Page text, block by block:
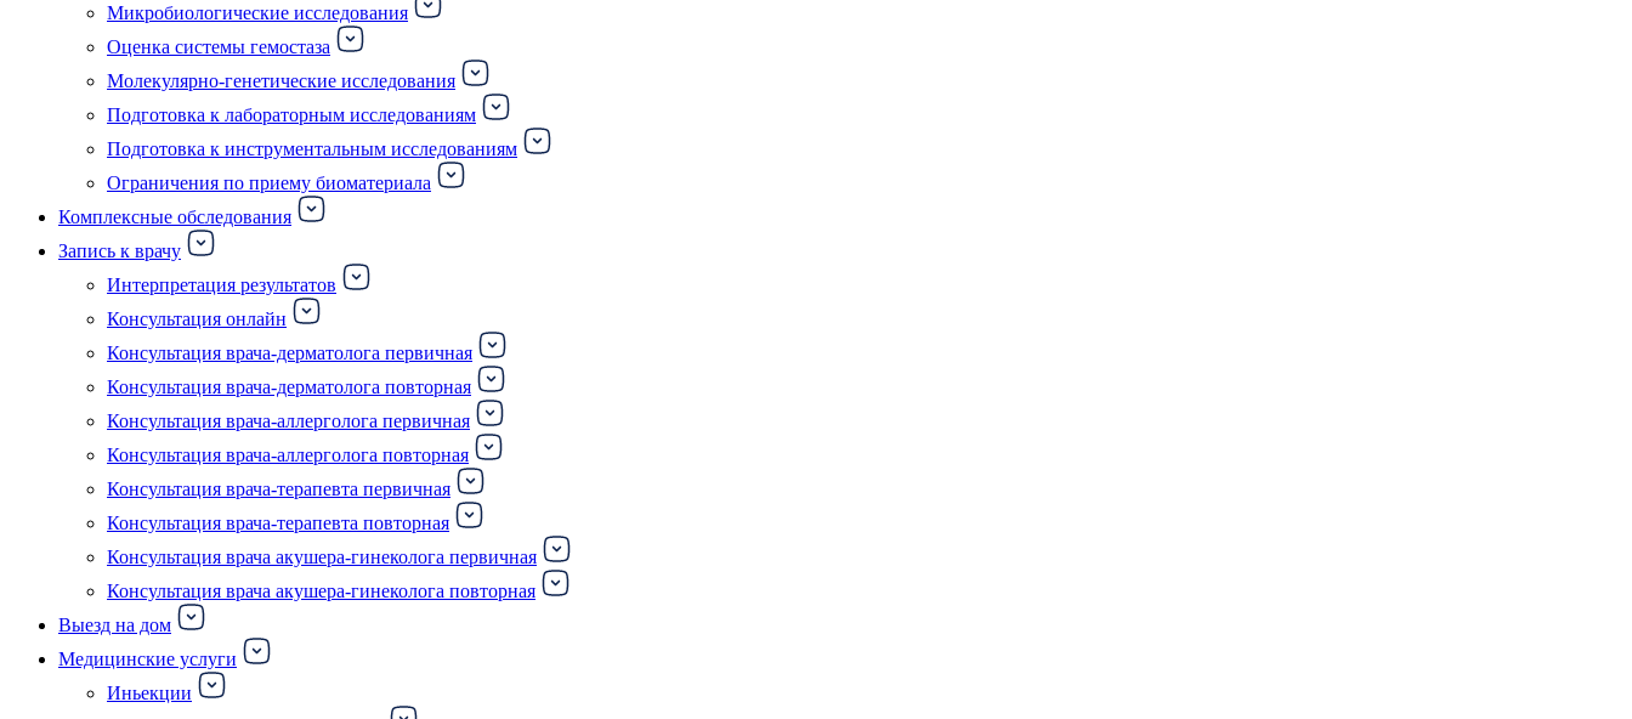
Микробиологические исследования
Оценка системы гемостаза
Молекулярно-генетические исследования
Подготовка к лабораторным исследованиям
Подготовка к инструментальным исследованиям
Ограничения по приему биоматериала
Комплексные обследования
Запись к врачу
Интерпретация результатов
Консультация онлайн
Консультация врача-дерматолога первичная
Консультация врача-дерматолога повторная
Консультация врача-аллерголога первичная
Консультация врача-аллерголога повторная
Консультация врача-терапевта первичная
Консультация врача-терапевта повторная
Консультация врача акушера-гинеколога первичная
Консультация врача акушера-гинеколога повторная
Выезд на дом
Медицинские услуги
Иньекции